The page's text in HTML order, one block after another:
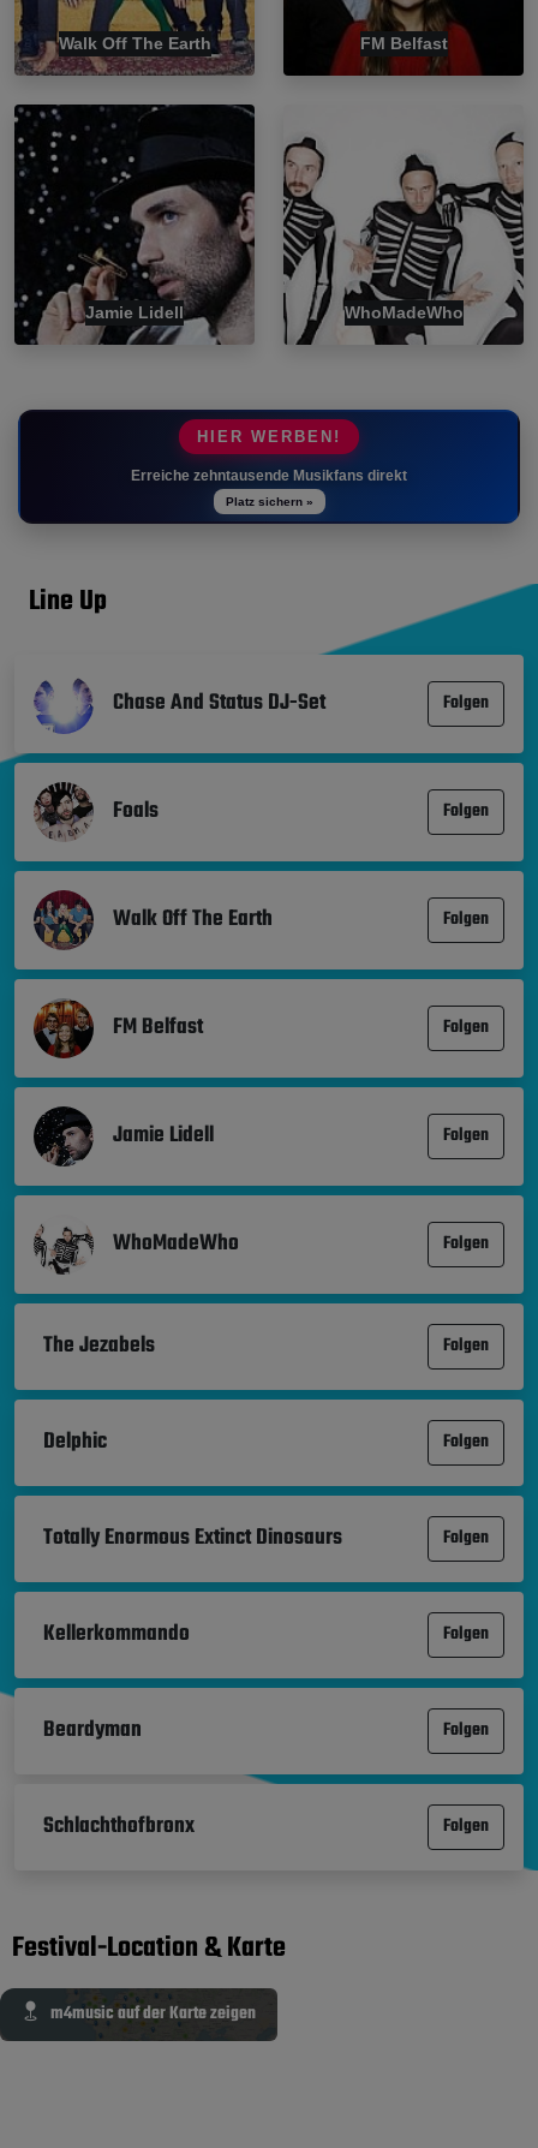
Walk Off The Earth FM Belfast
Jamie Lidell WhoMadeWho
HIER WERBEN!
Erreiche zehntausende Musikfans direkt
Platz sichern »
Line Up
Chase And Status DJ-Set Folgen
Foals Folgen
Walk Off The Earth Folgen
FM Belfast Folgen
Jamie Lidell Folgen
WhoMadeWho Folgen
The Jezabels Folgen
Delphic Folgen
Totally Enormous Extinct Dinosaurs Folgen
Kellerkommando Folgen
Beardyman Folgen
Schlachthofbronx Folgen
Festival-Location & Karte
m4music auf der Karte zeigen